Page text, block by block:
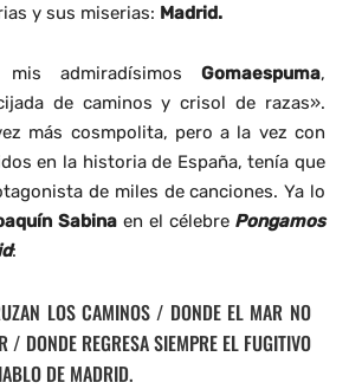
y sus miserias: Madrid.
mis admiradísimos Gomaespuma,
de caminos y crisol de razas».
más cosmpolita, pero a la vez con
en la historia de España, tenía que
de miles de canciones. Ya lo
Sabinaen el célebrePongamos
:
LOS CAMINOS / DONDE EL MAR NO
/ DONDE REGRESA SIEMPRE EL FUGITIVO
DE MADRID.